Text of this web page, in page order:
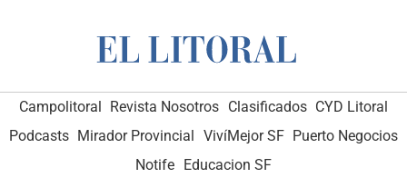
Campolitoral Revista Nosotros Clasificados CYD Litoral
Podcasts Mirador Provincial VivíMejor SF Puerto Negocios
Notife Educacion SF